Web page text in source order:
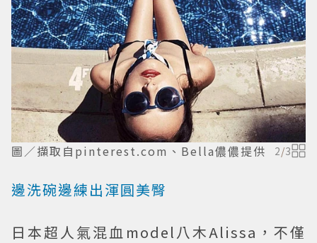
圖／擷取自pinterest.com、Bella儂儂提供 2/3
邊洗碗邊練出渾圓美臀
日本超人氣混血model八木Alissa，不僅